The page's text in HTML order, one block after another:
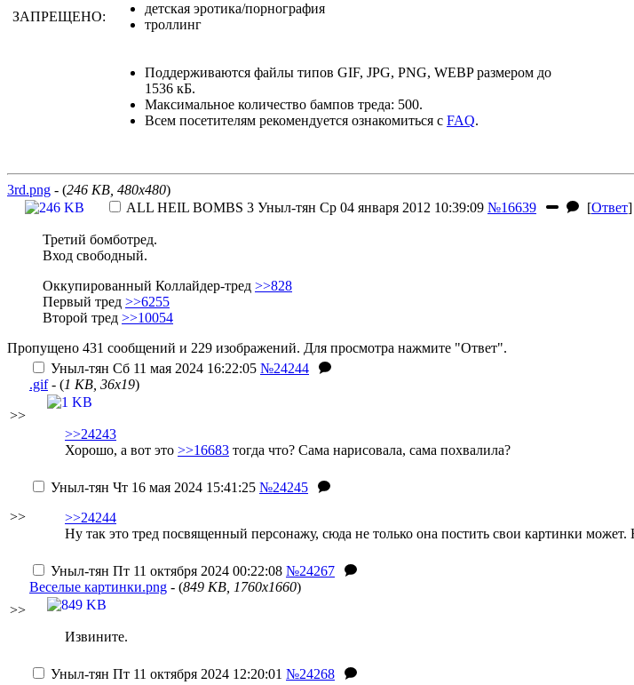
ЗАПРЕЩЕНО:
детская эротика/порнография
троллинг
Поддерживаются файлы типов GIF, JPG, PNG, WEBP размером до
1536 кБ.
Максимальное количество бампов треда: 500.
Всем посетителям рекомендуется ознакомиться с FAQ.
3rd.png - (246 KB, 480x480)
ALL HEIL BOMBS 3 Уныл-тян Ср 04 января 2012 10:39:09 №16639 [Ответ]
Третий бомботред.
Вход свободный.
Оккупированный Коллайдер-тред >>828
Первый тред >>6255
Второй тред >>10054
Пропущено 431 сообщений и 229 изображений. Для просмотра нажмите "Ответ".
>>
Уныл-тян Сб 11 мая 2024 16:22:05 №24244
.gif- (1 KB, 36x19)
>>24243
Хорошо, а вот это >>16683 тогда что? Сама нарисовала, сама похвалила?
>>
Уныл-тян Чт 16 мая 2024 15:41:25 №24245
>>24244
Ну так это тред посвященный персонажу, сюда не только она постить свои картинки может.
>>
Уныл-тян Пт 11 октября 2024 00:22:08 №24267
Веселые картинки.png - (849 KB, 1760x1660)
Извините.
Уныл-тян Пт 11 октября 2024 12:20:01 №24268